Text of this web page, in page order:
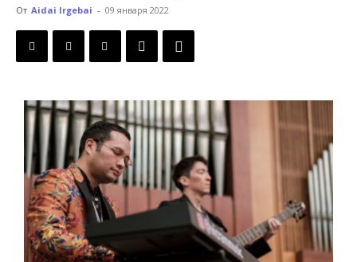
От Aidai Irgebai - 09 января 2022